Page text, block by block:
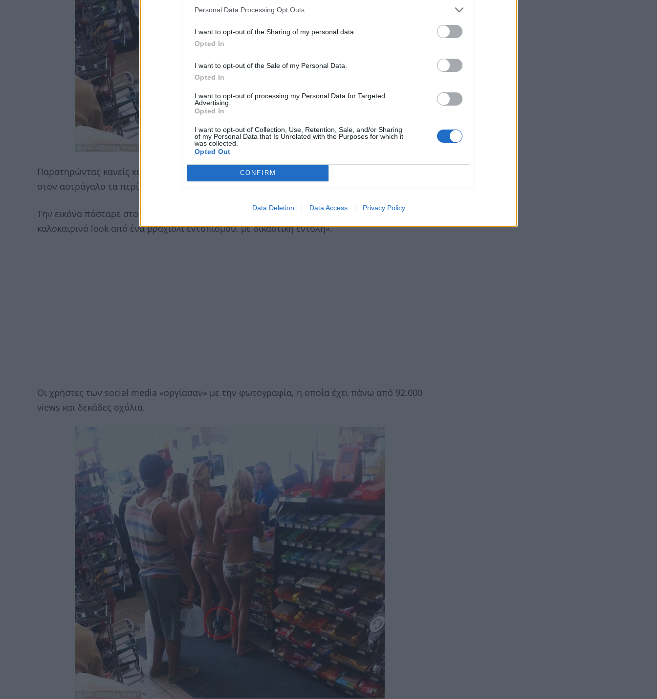
Personal Data Processing Opt Outs
I want to opt-out of the Sharing of my personal data.
Opted In
I want to opt-out of the Sale of my Personal Data.
Opted In
I want to opt-out of processing my Personal Data for Targeted
Advertising.
Opted In
I want to opt-out of Collection, Use, Retention, Sale, and/or Sharing
of my Personal Data that Is Unrelated with the Purposes for which it
was collected.
Opted Out
CONFIRM
Data Deletion Data Access Privacy Policy
Παρατηρώντας κανείς καλύτερα τη φωτογραφία θα διαπιστώσει ότι η μεσαία κοπέλα φορά
στον αστράγαλο τα περίφημα ηλεκτρονικά βραχιολάκια εντοπισμού!
Την εικόνα πόσταρε στο Imgur o χρήστης JarJarDrinks γράφοντας «τίποτα καλύτερο για το
καλοκαιρινό look από ένα βραχιόλι εντοπισμού, με δικαστική εντολή».
Οι χρήστες των social media «οργίασαν» με την φωτογραφία, η οποία έχει πάνω από 92.000
views και δεκάδες σχόλια.